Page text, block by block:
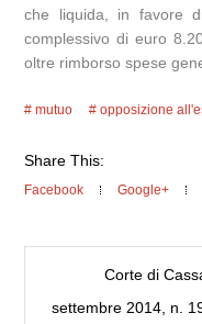
che liquida, in favore
complessivo di euro
oltre rimborso spese
mutuo opposizione
Share This:
Facebook Google+
Corte di
settembre 2014, n.